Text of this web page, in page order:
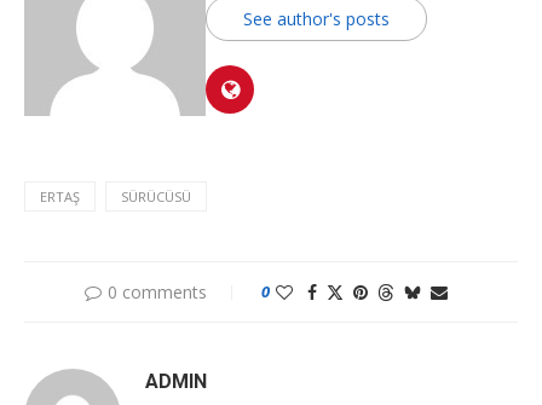
See author's posts
ERTAŞ SÜRÜCÜSÜ
0 comments 0
ADMIN